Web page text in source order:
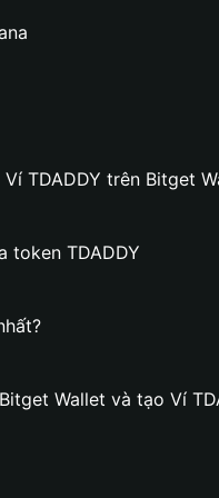
TDADDY trên Bitget
token TDADDY
Wallet và tạo Ví